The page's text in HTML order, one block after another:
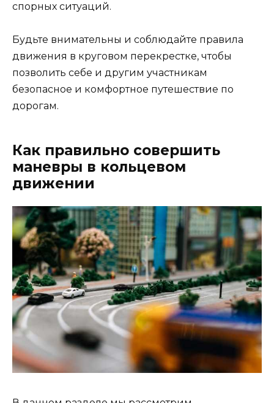
спорных ситуаций.
Будьте внимательны и соблюдайте правила
движения в круговом перекрестке, чтобы
позволить себе и другим участникам
безопасное и комфортное путешествие по
дорогам.
Как правильно совершить
маневры в кольцевом
движении